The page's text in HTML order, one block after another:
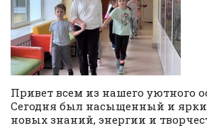
Привет всем из нашего уютного
Сегодня был насыщенный и
новых знаний, энергии и